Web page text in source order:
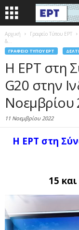
Αρχική Γραφείο Τύπου ΕΡΤ
&...
ΓΡΑΦΕΊΟ ΤΎΠΟΥ ΕΡΤ
Η ΕΡΤ στη
G20 στην
Νοεμβρίου
11 Νοεμβρίου 2022
Η ΕΡΤ στη
15